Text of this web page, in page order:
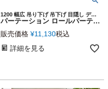
1200 幅広 吊り下げ 吊下げ 目隠し デコレーション ロール シンプル モダン 壁面ディスプレイ ハンガーラック 背景 在宅勤務 ギフト プレゼント
パーテーション ロールパーテーション ワイド 天然木 ウッド 木製 コンパクト 間仕切り スタイリッシュ ナチュラル 天井 壁面 チェーン 固定 ディスプレイ 店舗 飲食店 カフェ 北欧 おしゃれ インテリア 西海岸風 韓国インテリア [91566]
販売価格 ¥11,130税込
詳細を見る